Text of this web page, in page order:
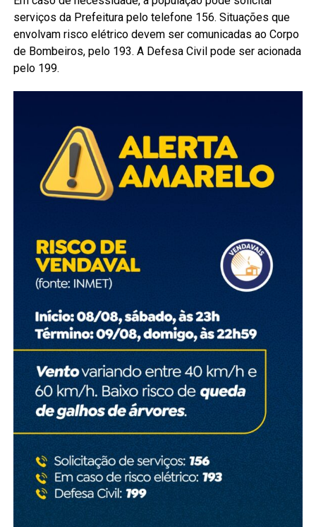
serviços da Prefeitura pelo telefone 156. Situações que
envolvam risco elétrico devem ser comunicadas ao Corpo
de Bombeiros, pelo 193. A Defesa Civil pode ser acionada
pelo 199.